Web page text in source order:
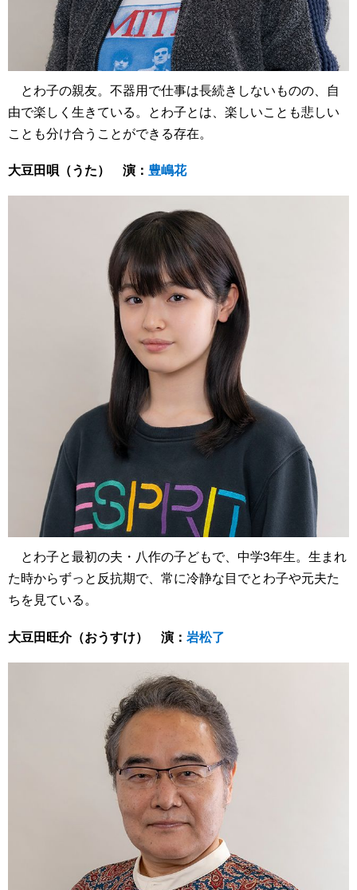
とわ子の親友。不器用で仕事は長続きしないものの、自
由で楽しく生きている。とわ子とは、楽しいことも悲しい
ことも分け合うことができる存在。
大豆田唄（うた） 演： 豊嶋花
とわ子と最初の夫・八作の子どもで、中学3年生。生まれ
た時からずっと反抗期で、常に冷静な目でとわ子や元夫た
ちを見ている。
大豆田旺介（おうすけ） 演： 岩松了